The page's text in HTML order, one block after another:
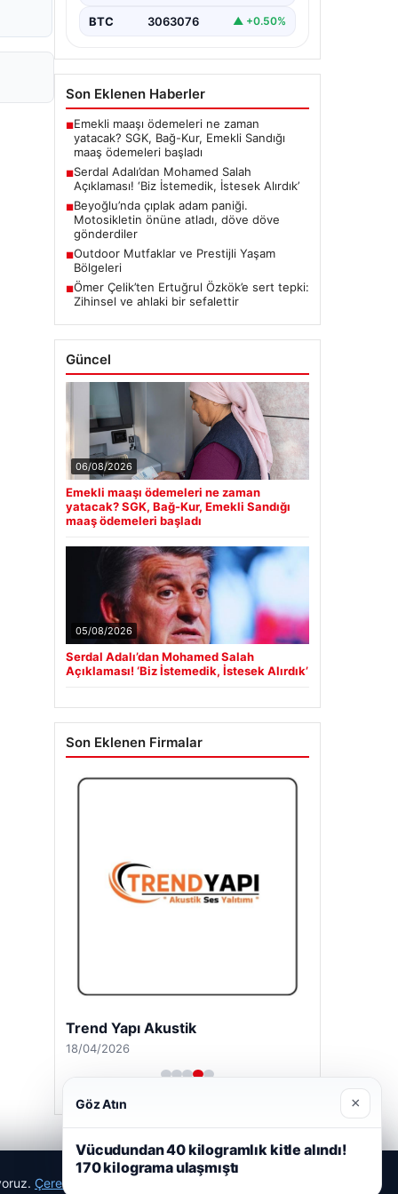
Son Eklenen Haberler
Emekli maaşı ödemeleri ne zaman
yatacak? SGK, Bağ-Kur, Emekli Sandığı
maaş ödemeleri başladı
Serdal Adalı’dan Mohamed Salah
Açıklaması! ‘Biz İstemedik, İstesek Alırdık’
Beyoğlu’nda çıplak adam paniği.
Motosikletin önüne atladı, döve döve
gönderdiler
Outdoor Mutfaklar ve Prestijli Yaşam
Bölgeleri
Ömer Çelik’ten Ertuğrul Özkök’e sert tepki:
Güncel
06/08/2026
Emekli maaşı ödemeleri ne zaman
yatacak? SGK, Bağ-Kur, Emekli Sandığı
05/08/2026
Serdal Adalı’dan Mohamed Salah
Son Eklenen Firmalar
Trend Yapı Akustik
Çerez Politikamız
Göz Atın ×
Vücudundan 40 kilogramlık kitle alındı!
170 kilograma ulaşmıştı